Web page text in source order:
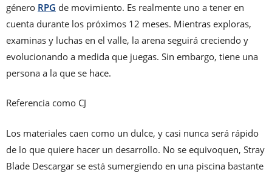
género RPG de movimiento. Es realmente uno a tener en
cuenta durante los próximos 12 meses. Mientras exploras,
examinas y luchas en el valle, la arena seguirá creciendo y
evolucionando a medida que juegas. Sin embargo, tiene una
persona a la que se hace.
Referencia como CJ
Los materiales caen como un dulce, y casi nunca será rápido
de lo que quiere hacer un desarrollo. No se equivoquen, Stray
Blade Descargar se está sumergiendo en una piscina bastante